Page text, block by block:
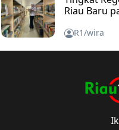
Riau Baru
R1/wira